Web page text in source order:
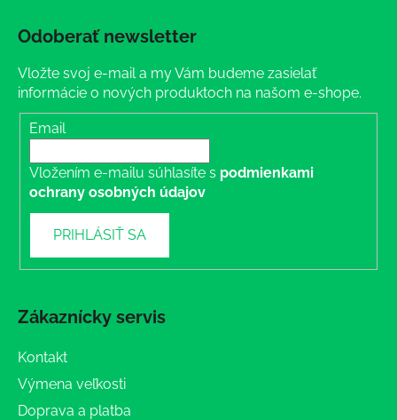
Odoberať newsletter
Vložte svoj e-mail a my Vám budeme zasielať
informácie o nových produktoch na našom e-shope.
Email
Vložením e-mailu súhlasíte s podmienkami
ochrany osobných údajov
PRIHLÁSIŤ SA
Zákaznícky servis
Kontakt
Výmena veľkosti
Doprava a platba